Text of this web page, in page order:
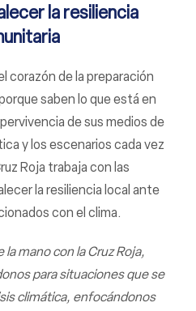
la resiliencia
corazón de la preparación
saben lo que está en
de sus medios de
y los escenarios cada vez
Roja trabaja con las
la resiliencia local ante
con el clima.
la mano con la Cruz Roja,
para situaciones que se
climática, enfocándonos